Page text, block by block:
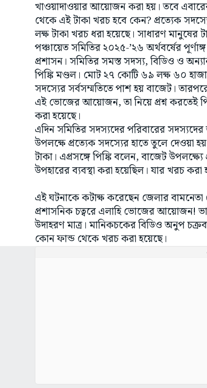
খাওয়াদাওয়ার আয়োজন করা হয়। তবে এবারের
থেকে এই টাকা খরচ হবে কেন? প্রত্যেক
লক্ষ টাকা খরচ ধরা হয়েছে। সাধারণ মানুষের
পঞ্চায়েত সমিতির ২০২৫-’২৬ অর্থবর্ষের
প্রশাসন। সমিতির সমস্ত সদস্য, বিডিও ও
পিঙ্কি মণ্ডল। মোট ২৭ কোটি ৬৯ লক্ষ ৬০
সদস্যের সর্বসম্মতিতে পাশ হয় বাজেট।
এই ভোজের আয়োজন, তা নিয়ে প্রশ্ন করতেই
করা হয়েছে।
এদিন সমিতির সদস্যদের পরিবারের
উপলক্ষে প্রত্যেক সদস্যের হাতে তুলে দেওয়া
টাকা। এপ্রসঙ্গে পিঙ্কি বলেন, বাজেট
উপহারের ব্যবস্থা করা হয়েছিল। যার খরচ
এই ঘটনাকে কটাক্ষ করেছেন জেলার বামনেতা
প্রশাসনিক চত্বরে এলাহি ভোজের আয়োজন!
উদাহরণ মাত্র। মানিকচকের বিডিও অনুপ
কোন ফান্ড থেকে খরচ করা হয়েছে।